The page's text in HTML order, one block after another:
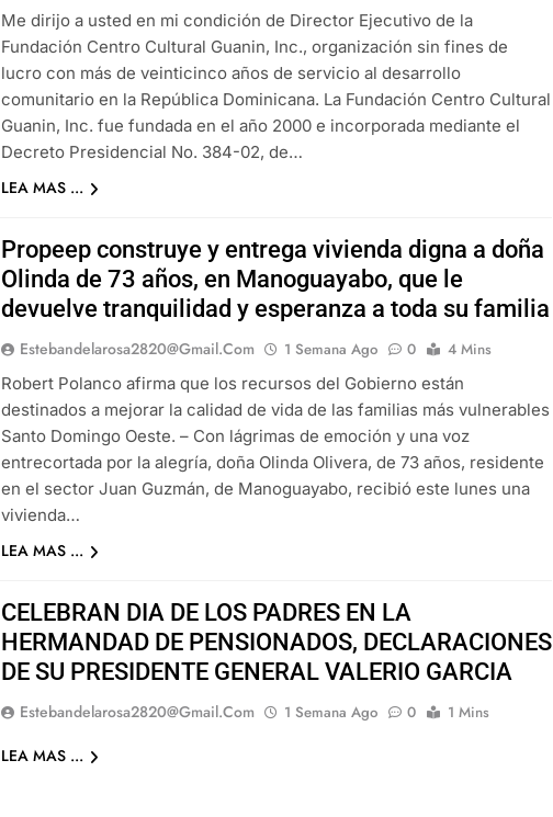
Me dirijo a usted en mi condición de Director Ejecutivo de la
Fundación Centro Cultural Guanin, Inc., organización sin fines de
lucro con más de veinticinco años de servicio al desarrollo
comunitario en la República Dominicana. La Fundación Centro Cultural
Guanin, Inc. fue fundada en el año 2000 e incorporada mediante el
Decreto Presidencial No. 384-02, de…
LEA MAS ...
Propeep construye y entrega vivienda digna a doña
Olinda de 73 años, en Manoguayabo, que le
devuelve tranquilidad y esperanza a toda su familia
Estebandelarosa2820@gmail.com 1 Semana Ago 0
4 Mins
Robert Polanco afirma que los recursos del Gobierno están
destinados a mejorar la calidad de vida de las familias más vulnerables
Santo Domingo Oeste. – Con lágrimas de emoción y una voz
entrecortada por la alegría, doña Olinda Olivera, de 73 años, residente
en el sector Juan Guzmán, de Manoguayabo, recibió este lunes una
vivienda…
LEA MAS ...
CELEBRAN DIA DE LOS PADRES EN LA
HERMANDAD DE PENSIONADOS, DECLARACIONES
DE SU PRESIDENTE GENERAL VALERIO GARCIA
Estebandelarosa2820@gmail.com 1 Semana Ago 0 1 Mins
LEA MAS ...